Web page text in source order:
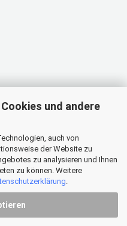
und andere
auch von
der Website zu
zu analysieren und Ihnen
zu können. Weitere